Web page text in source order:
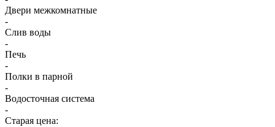
Двери межкомнатные
-
Слив воды
-
Печь
-
Полки в парной
-
Водосточная система
-
Старая цена: